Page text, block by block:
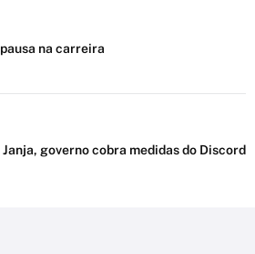
na carreira
governo cobra medidas do Discord